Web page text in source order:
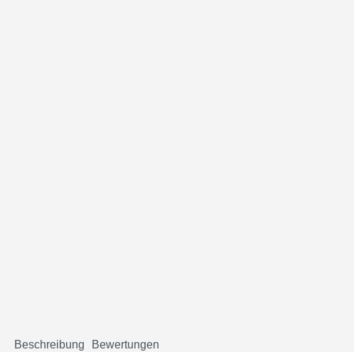
Beschreibung Bewertungen